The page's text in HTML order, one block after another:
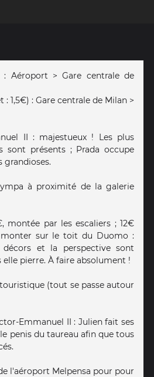
: Aéroport > Gare centrale de
1,5€) : Gare centrale de Milan >
II : majestueux ! Les plus
sont présents ; Prada occupe
grandioses.
à proximité de la galerie
montée par les escaliers ; 12€
monter sur le toit du Duomo :
et la perspective sont
elle pierre. À faire absolument !
(tout se passe autour
Emmanuel II : Julien fait ses
penis du taureau afin que tous
l'aéroport Melpensa pour pour